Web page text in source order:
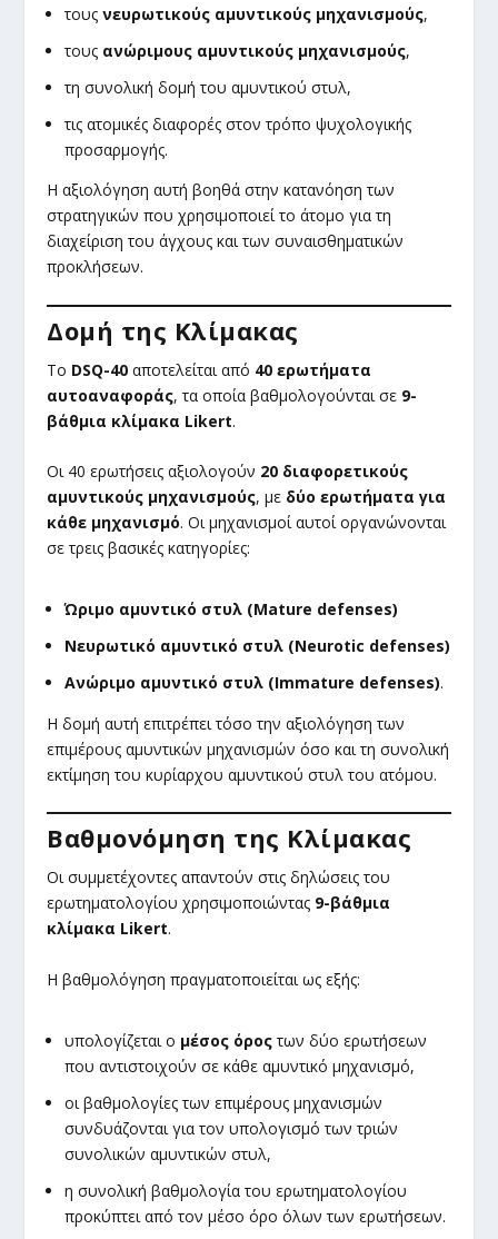
τουςνευρωτικούς αμυντικούς μηχανισμούς,
τους ανώριμους αμυντικούς μηχανισμούς,
τη συνολική δομή του αμυντικού στυλ,
τις ατομικές διαφορές στον τρόπο ψυχολογικής
προσαρμογής.
Η αξιολόγηση αυτή βοηθά στην κατανόηση των
στρατηγικών που χρησιμοποιεί το άτομο για τη
διαχείριση του άγχους και των συναισθηματικών
προκλήσεων.
Δομή της Κλίμακας
Το DSQ-40 αποτελείται από 40 ερωτήματα
αυτοαναφοράς, τα οποία βαθμολογούνται σε 9-
βάθμια κλίμακα Likert.
Οι 40 ερωτήσεις αξιολογούν 20 διαφορετικούς
αμυντικούς μηχανισμούς, με δύο ερωτήματα για
κάθε μηχανισμό. Οι μηχανισμοί αυτοί οργανώνονται
σε τρεις βασικές κατηγορίες:
Ώριμο αμυντικό στυλ (Mature defenses)
Νευρωτικό αμυντικό στυλ (Neurotic defenses)
Ανώριμο αμυντικό στυλ (Immature defenses).
Η δομή αυτή επιτρέπει τόσο την αξιολόγηση των
επιμέρους αμυντικών μηχανισμών όσο και τη συνολική
εκτίμηση του κυρίαρχου αμυντικού στυλ του ατόμου.
Βαθμονόμηση της Κλίμακας
Οι συμμετέχοντες απαντούν στις δηλώσεις του
ερωτηματολογίου χρησιμοποιώντας 9-βάθμια
κλίμακα Likert.
Η βαθμολόγηση πραγματοποιείται ως εξής:
υπολογίζεται ο μέσος όροςτων δύο ερωτήσεων
που αντιστοιχούν σε κάθε αμυντικό μηχανισμό,
οι βαθμολογίες των επιμέρους μηχανισμών
συνδυάζονται για τον υπολογισμό των τριών
συνολικών αμυντικών στυλ,
η συνολική βαθμολογία του ερωτηματολογίου
προκύπτει από τον μέσο όρο όλων των ερωτήσεων.